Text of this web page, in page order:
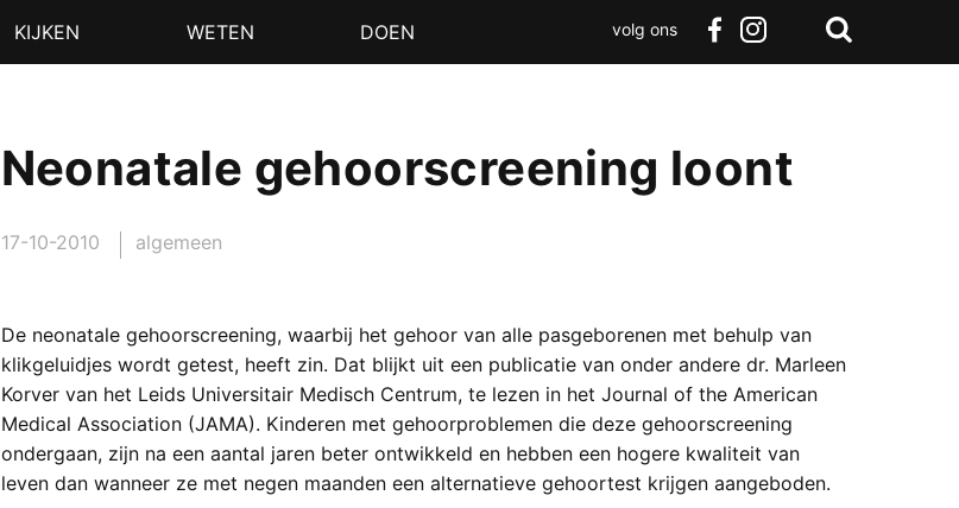
KIJKEN WETEN DOEN
volg ons
Neonatale gehoorscreening loont
17-10-2010 algemeen
De neonatale gehoorscreening, waarbij het gehoor van alle pasgeborenen met behulp van
klikgeluidjes wordt getest, heeft zin. Dat blijkt uit een publicatie van onder andere dr. Marleen
Korver van het Leids Universitair Medisch Centrum, te lezen in het Journal of the American
Medical Association (JAMA). Kinderen met gehoorproblemen die deze gehoorscreening
ondergaan, zijn na een aantal jaren beter ontwikkeld en hebben een hogere kwaliteit van
leven dan wanneer ze met negen maanden een alternatieve gehoortest krijgen aangeboden.
Zoeken
Terug